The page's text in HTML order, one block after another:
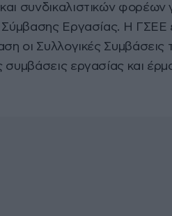
συνδικαλιστικών φορέων
Σύμβασης Εργασίας. Η ΓΣΕΕ
οι Συλλογικές Συμβάσεις
εργασίας και